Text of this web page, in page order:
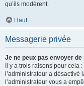
qu’ils modèrent.
Haut
Messagerie privée
Je ne peux pas envoyer
Il y a trois raisons pour cela
l’administrateur a désactivé
l’administrateur vous a